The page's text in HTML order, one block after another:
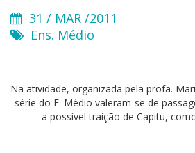
31 / MAR /2011
Ens. Médio
Na atividade, organizada pela profa.
série do E. Médio valeram-se de
a possível traição de Capitu,